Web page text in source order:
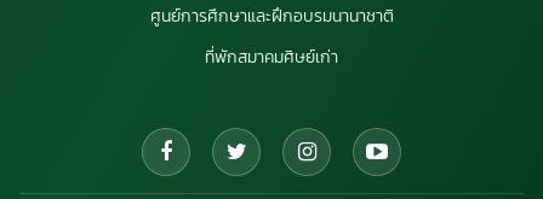
ศูนย์การศึกษาและฝึกอบรมนานาชาติ
ที่พักสมาคมศิษย์เก่า